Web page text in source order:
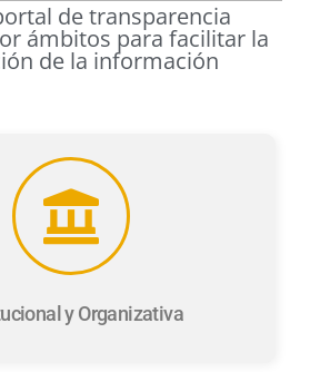
de transparencia
ámbitos para facilitar la
de la información
y Organizativa